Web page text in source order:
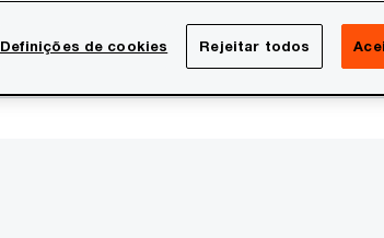
Sala de imprensa
Definições de cookies Rejeitar todos